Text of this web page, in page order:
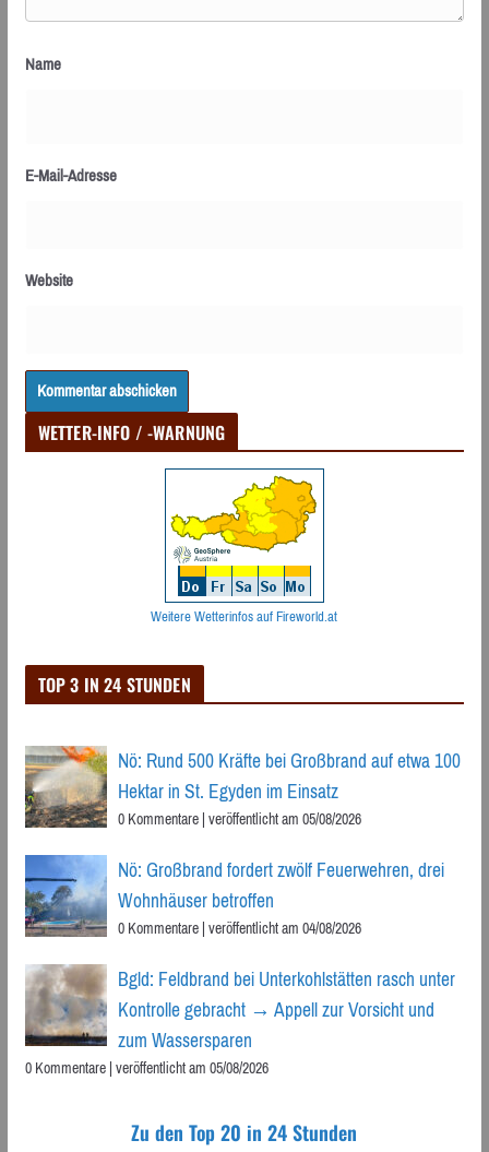
Name
E-Mail-Adresse
Website
WETTER-INFO / -WARNUNG
Weitere Wetterinfos auf Fireworld.at
TOP 3 IN 24 STUNDEN
Nö: Rund 500 Kräfte bei Großbrand auf etwa 100
Hektar in St. Egyden im Einsatz
0 Kommentare|veröffentlicht am 05/08/2026
Nö: Großbrand fordert zwölf Feuerwehren, drei
Wohnhäuser betroffen
0 Kommentare|veröffentlicht am 04/08/2026
Bgld: Feldbrand bei Unterkohlstätten rasch unter
Kontrolle gebracht → Appell zur Vorsicht und
zum Wassersparen
0 Kommentare|veröffentlicht am 05/08/2026
Zu den Top 20 in 24 Stunden